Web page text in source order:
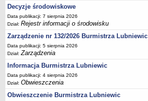
Plan pracy Rady Miejskiej
Terminy posiedzeń Rady
Głosowania
Protokoły z posiedzeń Rady Miejskiej
Składy Komisji
Terminy posiedzeń Komisji
Plan pracy Komisji Rewizyjnej
Plan pracy pozostałych Komisji
Decyzje środowiskowe
Data publikacji: 7 sierpnia 2026
Dział:Rejestr informacji o środowisku
Zarządzenie nr 132/2026 Burmistrza Lubniewic
Data publikacji: 5 sierpnia 2026
Dział:Zarządzenia
Informacja Burmistrza Lubniewic
Data publikacji: 4 sierpnia 2026
Dział:Obwieszczenia
Obwieszczenie Burmistrza Lubniewic